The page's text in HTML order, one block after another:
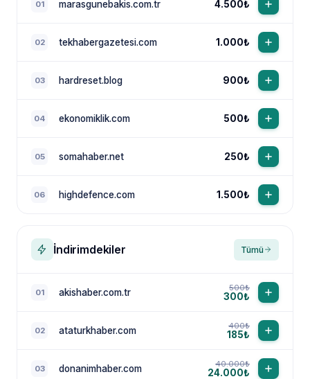
01 marasgunebakis.com.tr 4.500₺
02 tekhabergazetesi.com 1.000₺
03 hardreset.blog 900₺
04 ekonomiklik.com 500₺
05 somahaber.net 250₺
06 highdefence.com 1.500₺
İndirimdekiler Tümü
01 akishaber.com.tr 500₺
300₺
02 ataturkhaber.com 400₺
185₺
03 donanimhaber.com 40.000₺
24.000₺
NewsTanıtım AI Asistan